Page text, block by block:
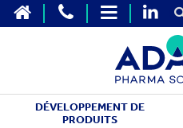
DÉVELOPPEMENT DE
PRODUITS